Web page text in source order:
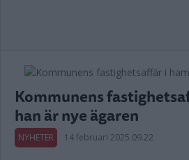
Kommunens
han är nye ägaren
NYHETER 14 februari 2025 09.22